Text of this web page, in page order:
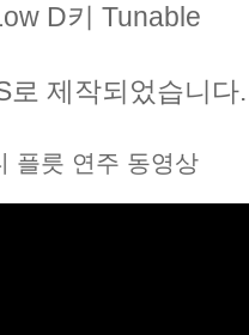
D키 Tunable
로 제작되었습니다.
플릇 연주 동영상